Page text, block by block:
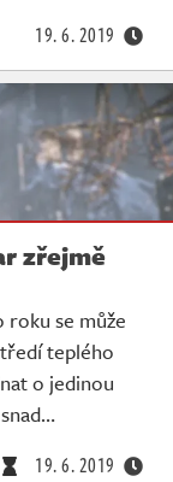
19. 6. 2019
zřejmě
roku se může
teplého
o jedinou
19. 6. 2019